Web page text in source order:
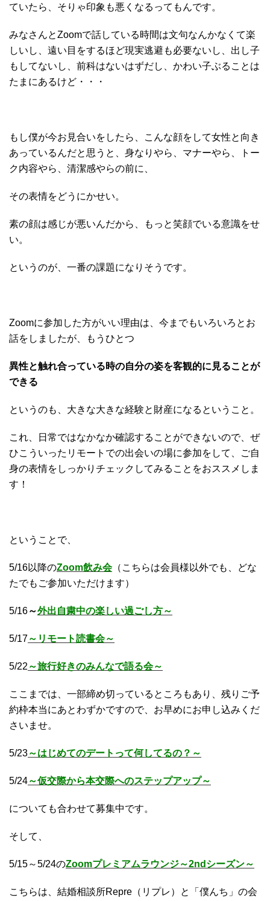
ていたら、そりゃ印象も悪くなるってもんです。
みなさんとZoomで話している時間は文句なんかなくて楽
しいし、遠い目をするほど現実逃避も必要ないし、出し子
もしてないし、前科はないはずだし、かわい子ぶることは
たまにあるけど・・・
もし僕が今お見合いをしたら、こんな顔をして女性と向き
あっているんだと思うと、身なりやら、マナーやら、トー
ク内容やら、清潔感やらの前に、
その表情をどうにかせい。
素の顔は感じが悪いんだから、もっと笑顔でいる意識をせ
い。
というのが、一番の課題になりそうです。
Zoomに参加した方がいい理由は、今までもいろいろとお
話をしましたが、もうひとつ
異性と触れ合っている時の自分の姿を客観的に見ることが
できる
というのも、大きな大きな経験と財産になるということ。
これ、日常ではなかなか確認することができないので、ぜ
ひこういったリモートでの出会いの場に参加をして、ご自
身の表情をしっかりチェックしてみることをおススメしま
す！
ということで、
5/16以降のZoom飲み会（こちらは会員様以外でも、どな
たでもご参加いただけます）
5/16～外出自粛中の楽しい過ごし方～
5/17～リモート読書会～
5/22 ～旅行好きのみんなで語る会～
ここまでは、一部締め切っているところもあり、残りご予
約枠本当にあとわずかですので、お早めにお申し込みくだ
さいませ。
5/23～はじめてのデートって何してるの？～
5/24～仮交際から本交際へのステップアップ～
についても合わせて募集中です。
そして、
5/15～5/24のZoomプレミアムラウンジ～2ndシーズン～
こちらは、結婚相談所Repre（リプレ）と「僕んち」の会